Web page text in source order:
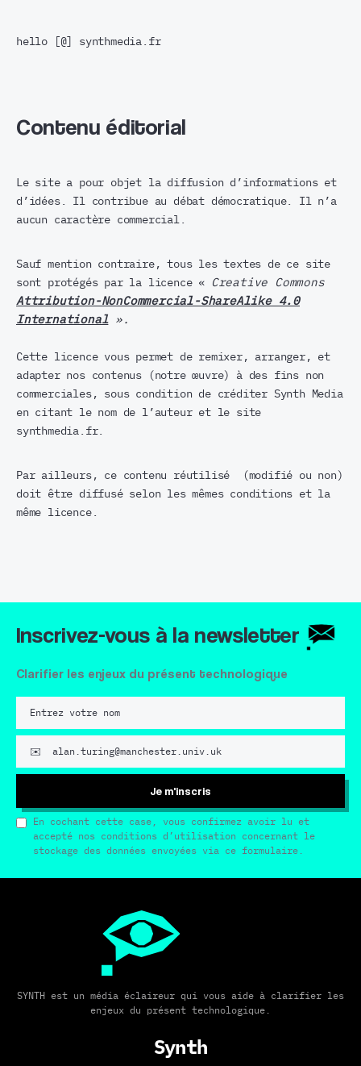
hello [@] synthmedia.fr
Contenu éditorial
Le site a pour objet la diffusion d’informations et
d’idées. Il contribue au débat démocratique. Il n’a
aucun caractère commercial.
Sauf mention contraire, tous les textes de ce site
sont protégés par la licence «
Creative Commons
Attribution-NonCommercial-ShareAlike 4.0
International».
Cette licence vous permet de remixer, arranger, et
adapter nos contenus (notre œuvre) à des fins non
commerciales, sous condition de créditer Synth Media
en citant le nom de l’auteur et le site
synthmedia.fr.
Par ailleurs, ce contenu réutilisé (modifié ou non)
doit être diffusé selon les mêmes conditions et la
même licence.
Inscrivez-vous à la newsletter
Clarifier les enjeux du présent technologique
Je m'inscris
En cochant cette case, vous confirmez avoir lu et
accepté nos conditions d’utilisation concernant le
stockage des données envoyées via ce formulaire.
SYNTH est un média éclaireur qui vous aide à clarifier les
enjeux du présent technologique.
Synth